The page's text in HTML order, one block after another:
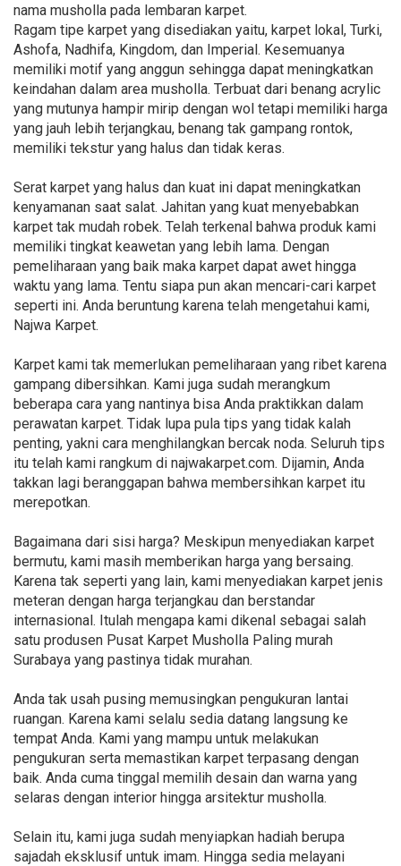
nama musholla pada lembaran karpet.
Ragam tipe karpet yang disediakan yaitu, karpet lokal, Turki,
Ashofa, Nadhifa, Kingdom, dan Imperial. Kesemuanya
memiliki motif yang anggun sehingga dapat meningkatkan
keindahan dalam area musholla. Terbuat dari benang acrylic
yang mutunya hampir mirip dengan wol tetapi memiliki harga
yang jauh lebih terjangkau, benang tak gampang rontok,
memiliki tekstur yang halus dan tidak keras.
Serat karpet yang halus dan kuat ini dapat meningkatkan
kenyamanan saat salat. Jahitan yang kuat menyebabkan
karpet tak mudah robek. Telah terkenal bahwa produk kami
memiliki tingkat keawetan yang lebih lama. Dengan
pemeliharaan yang baik maka karpet dapat awet hingga
waktu yang lama. Tentu siapa pun akan mencari-cari karpet
seperti ini. Anda beruntung karena telah mengetahui kami,
Najwa Karpet.
Karpet kami tak memerlukan pemeliharaan yang ribet karena
gampang dibersihkan. Kami juga sudah merangkum
beberapa cara yang nantinya bisa Anda praktikkan dalam
perawatan karpet. Tidak lupa pula tips yang tidak kalah
penting, yakni cara menghilangkan bercak noda. Seluruh tips
itu telah kami rangkum di najwakarpet.com. Dijamin, Anda
takkan lagi beranggapan bahwa membersihkan karpet itu
merepotkan.
Bagaimana dari sisi harga? Meskipun menyediakan karpet
bermutu, kami masih memberikan harga yang bersaing.
Karena tak seperti yang lain, kami menyediakan karpet jenis
meteran dengan harga terjangkau dan berstandar
internasional. Itulah mengapa kami dikenal sebagai salah
satu produsen Pusat Karpet Musholla Paling murah
Surabaya yang pastinya tidak murahan.
Anda tak usah pusing memusingkan pengukuran lantai
ruangan. Karena kami selalu sedia datang langsung ke
tempat Anda. Kami yang mampu untuk melakukan
pengukuran serta memastikan karpet terpasang dengan
baik. Anda cuma tinggal memilih desain dan warna yang
selaras dengan interior hingga arsitektur musholla.
Selain itu, kami juga sudah menyiapkan hadiah berupa
sajadah eksklusif untuk imam. Hingga sedia melayani